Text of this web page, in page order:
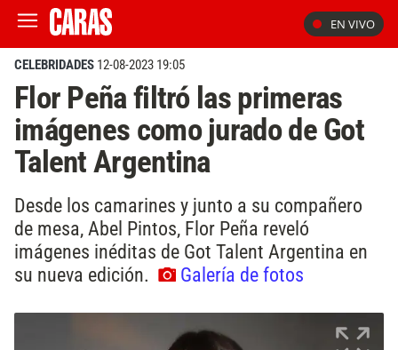
EN VIVO
CELEBRIDADES 12-08-2023 19:05
Flor Peña filtró las primeras
imágenes como jurado de Got
Talent Argentina
Desde los camarines y junto a su compañero
de mesa, Abel Pintos, Flor Peña reveló
imágenes inéditas de Got Talent Argentina en
su nueva edición.
Galería de fotos